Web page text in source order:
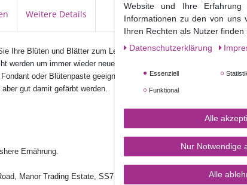
Weitere Details
Ihre Blüten und Blätter zum Leben. Damit setzten Sie Akzente
werden um immer wieder neue Farbtöne zu erschaffen.
oder Blütenpaste geeignet, da sich die Farbpigmente nicht
gut damit gefärbt werden.
Ernährung.
Manor Trading Estate, SS7 4PS Benfleet Essex, UK
Website und Ihre Erfahrung
Informationen zu den von uns
Ihren Rechten als Nutzer finden
Daten­schutz­erklärung
Essenziell
Funktional
Alle
Nur Notwendige
Alle